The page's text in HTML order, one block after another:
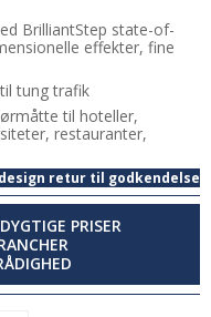
BrilliantStep state-of-
effekter, fine
tung trafik
til hoteller,
restauranter,
retur til godkendelse
PRISER